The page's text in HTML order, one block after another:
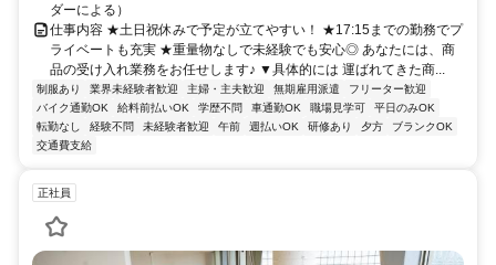
ダーによる）
仕事内容 ★土日祝休みで予定が立てやすい！ ★17:15までの勤務でプ
ライベートも充実 ★重量物なしで未経験でも安心◎ あなたには、商
品の受け入れ業務をお任せします♪ ▼具体的には 運ばれてきた商...
制服あり 業界未経験者歓迎 主婦・主夫歓迎 無期雇用派遣
フリーター歓迎
バイク通勤OK
給料前払いOK 学歴不問 車通勤OK 職場見学可
平日のみOK
転勤なし
経験不問 未経験者歓迎 午前 週払いOK 研修あり 夕方
ブランクOK
交通費支給
正社員